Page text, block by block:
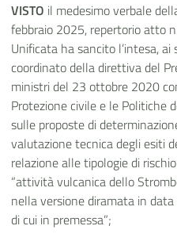
VISTO il medesimo verbale
febbraio 2025, repertorio atto
Unificata ha sancito l’intesa,
coordinato della direttiva del
ministri del 23 ottobre 2020
Protezione civile e le Politiche
sulle proposte di
valutazione tecnica degli esiti
relazione alle tipologie di
“attività vulcanica dello
nella versione diramata in
di cui in premessa”;